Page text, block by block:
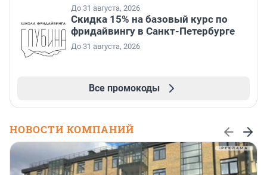
До 31 августа, 2026
Скидка 15% на базовый курс по
фридайвингу в Санкт-Петербурге
До 31 августа, 2026
Все промокоды
НОВОСТИ КОМПАНИЙ